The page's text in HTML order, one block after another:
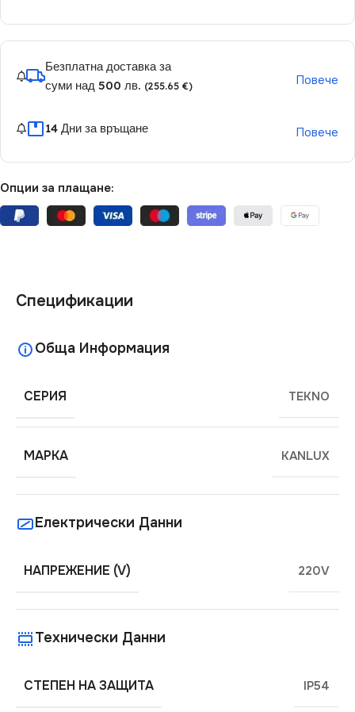
Безплатна доставка за
суми над 500 лв. (255.65 €) Повече
14 Дни за връщане Повече
Опции за плащане:
Спецификации
Обща Информация
СЕРИЯ TEKNO
МАРКА KANLUX
Електрически Данни
НАПРЕЖЕНИЕ (V) 220V
Технически Данни
СТЕПЕН НА ЗАЩИТА IP54